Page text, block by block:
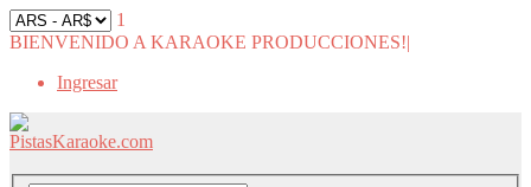
1
BIENVENIDO A KARAOKE PRODUCCIONES!|
Ingresar